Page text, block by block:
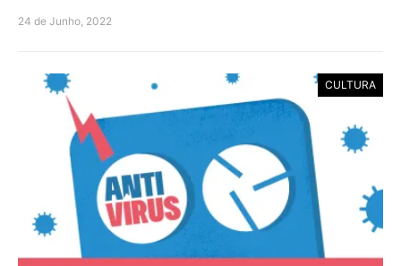
24 de Junho, 2022
CULTURA